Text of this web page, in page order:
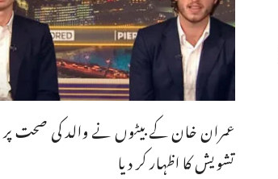
عمران خان کے بیٹوں نے والد کی صحت پر
تشویش کا اظہار کر دیا